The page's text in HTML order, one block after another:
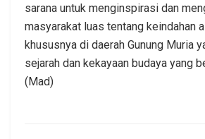
sarana untuk menginspirasi dan
masyarakat luas tentang keindahan
khususnya di daerah Gunung Muria
sejarah dan kekayaan budaya yang
(Mad)